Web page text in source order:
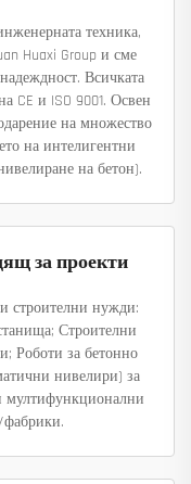
техника,
Huaxi Group и сме
Всичката
CE и ISO 9001. Освен
на множество
на интелигентни
на бетон).
за проекти
строителни нужди:
Строителни
Роботи за бетонно
нивелири) за
мултифункционални
фабрики.